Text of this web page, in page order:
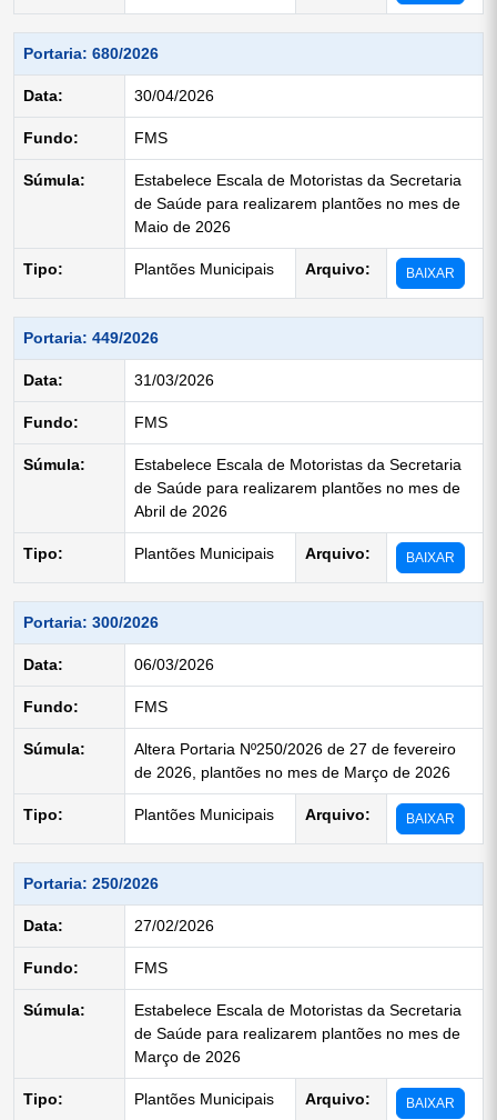
Portaria: 680/2026
Data: 30/04/2026
Fundo: FMS
Súmula:
Estabelece Escala de Motoristas da Secretaria
de Saúde para realizarem plantões no mes de
Maio de 2026
Tipo: Plantões Municipais Arquivo: BAIXAR
Portaria: 449/2026
Data: 31/03/2026
Fundo: FMS
Súmula:
Estabelece Escala de Motoristas da Secretaria
de Saúde para realizarem plantões no mes de
Abril de 2026
Tipo: Plantões Municipais Arquivo: BAIXAR
Portaria: 300/2026
Data: 06/03/2026
Fundo: FMS
Súmula:
Altera Portaria Nº250/2026 de 27 de fevereiro
de 2026, plantões no mes de Março de 2026
Tipo: Plantões Municipais Arquivo: BAIXAR
Portaria: 250/2026
Data: 27/02/2026
Fundo: FMS
Súmula:
Estabelece Escala de Motoristas da Secretaria
de Saúde para realizarem plantões no mes de
Março de 2026
Tipo: Plantões Municipais Arquivo: BAIXAR